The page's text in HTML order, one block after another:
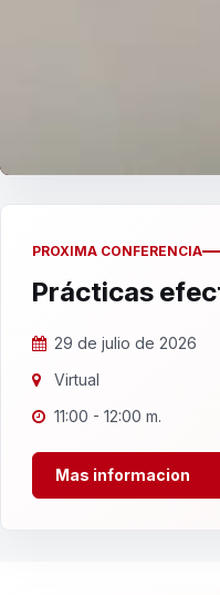
PROXIMA CONFERENCIA
Prácticas
29 de julio de 2026
Virtual
11:00 - 12:00 m.
Mas informacion